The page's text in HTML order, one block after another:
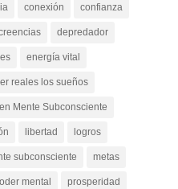
conexión confianza
depredador
energía vital
reales los sueños
Mente Subconsciente
libertad logros
subconsciente metas
mental prosperidad